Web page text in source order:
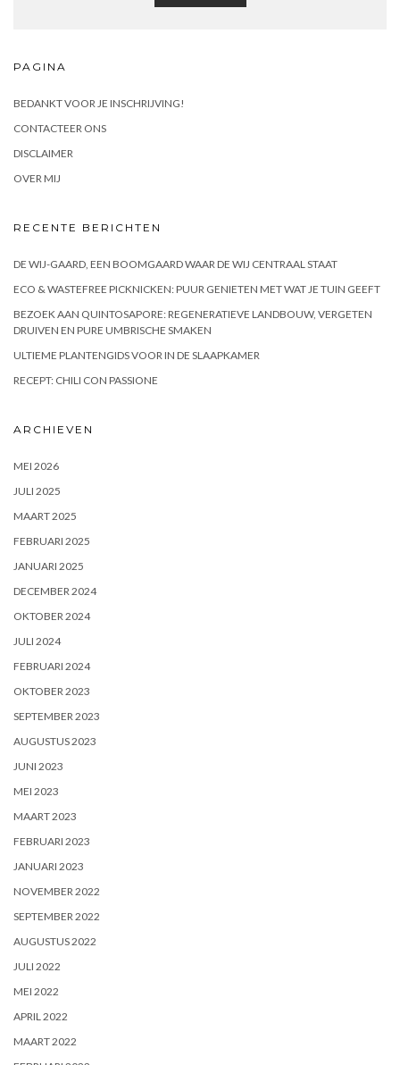
PAGINA
BEDANKT VOOR JE INSCHRIJVING!
CONTACTEER ONS
DISCLAIMER
OVER MIJ
RECENTE BERICHTEN
DE WIJ-GAARD, EEN BOOMGAARD WAAR DE WIJ CENTRAAL STAAT
ECO & WASTEFREE PICKNICKEN: PUUR GENIETEN MET WAT JE TUIN GEEFT
BEZOEK AAN QUINTOSAPORE: REGENERATIEVE LANDBOUW, VERGETEN
DRUIVEN EN PURE UMBRISCHE SMAKEN
ULTIEME PLANTENGIDS VOOR IN DE SLAAPKAMER
RECEPT: CHILI CON PASSIONE
ARCHIEVEN
MEI 2026
JULI 2025
MAART 2025
FEBRUARI 2025
JANUARI 2025
DECEMBER 2024
OKTOBER 2024
JULI 2024
FEBRUARI 2024
OKTOBER 2023
SEPTEMBER 2023
AUGUSTUS 2023
JUNI 2023
MEI 2023
MAART 2023
FEBRUARI 2023
JANUARI 2023
NOVEMBER 2022
SEPTEMBER 2022
AUGUSTUS 2022
JULI 2022
MEI 2022
APRIL 2022
MAART 2022